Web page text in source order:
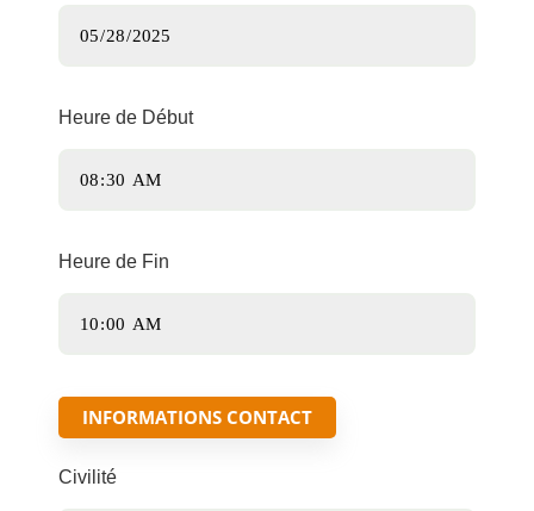
Heure de Début
Heure de Fin
INFORMATIONS CONTACT
Civilité